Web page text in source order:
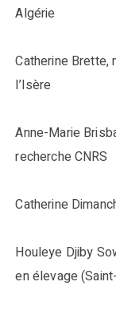
Algérie
Catherine
l’Isère
Anne-Marie
recherche CNRS
Catherine
Houleye Djiby
en élevage